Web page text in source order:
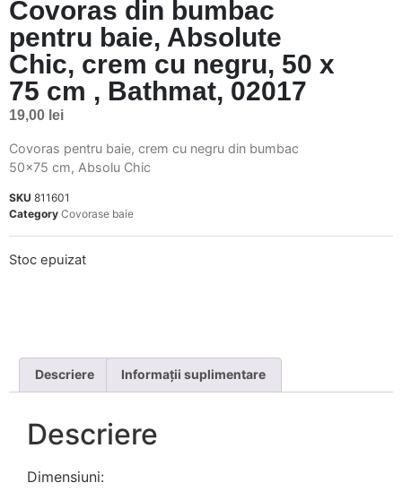
Covoras din bumbac
pentru baie, Absolute
Chic, crem cu negru, 50 x
75 cm , Bathmat, 02017
19,00 lei
Covoras pentru baie, crem cu negru din bumbac
50×75 cm, Absolu Chic
SKU 811601
Category Covorase baie
Stoc epuizat
Descriere Informații suplimentare
Descriere
Dimensiuni: